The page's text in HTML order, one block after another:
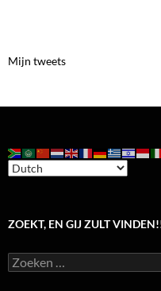
Mijn tweets
ZOEKT, EN GIJ ZULT
Zoeken
naar: